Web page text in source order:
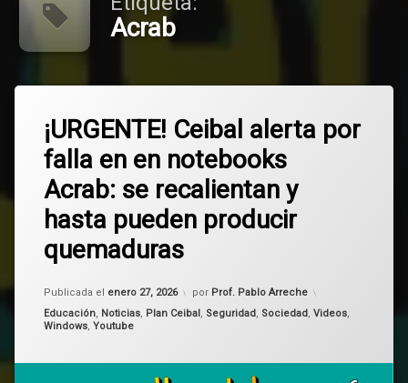
Acrab
¡URGENTE! Ceibal alerta por
falla en en notebooks
Acrab: se recalientan y
hasta pueden producir
quemaduras
Publicada el enero 27, 2026
Actualizado el enero 27, 2026
por Prof. Pablo Arreche
Categorías:
Educación, Noticias, Plan Ceibal, Seguridad, Sociedad, Videos,
Windows, Youtube
2025
Acrab
Ceibal
recalentar
un
comentario
en
¡URGENTE!
Ceibal
alerta
por
en
en
se
recalientan
hasta